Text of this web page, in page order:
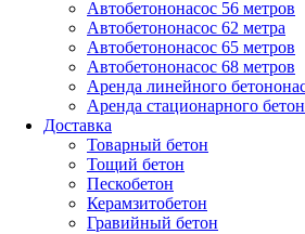
Автобетононасос 56 метров
Автобетононасос 62 метра
Автобетононасос 65 метров
Автобетононасос 68 метров
Аренда линейного
Аренда стационарного
Доставка
Товарный бетон
Тощий бетон
Пескобетон
Керамзитобетон
Гравийный бетон